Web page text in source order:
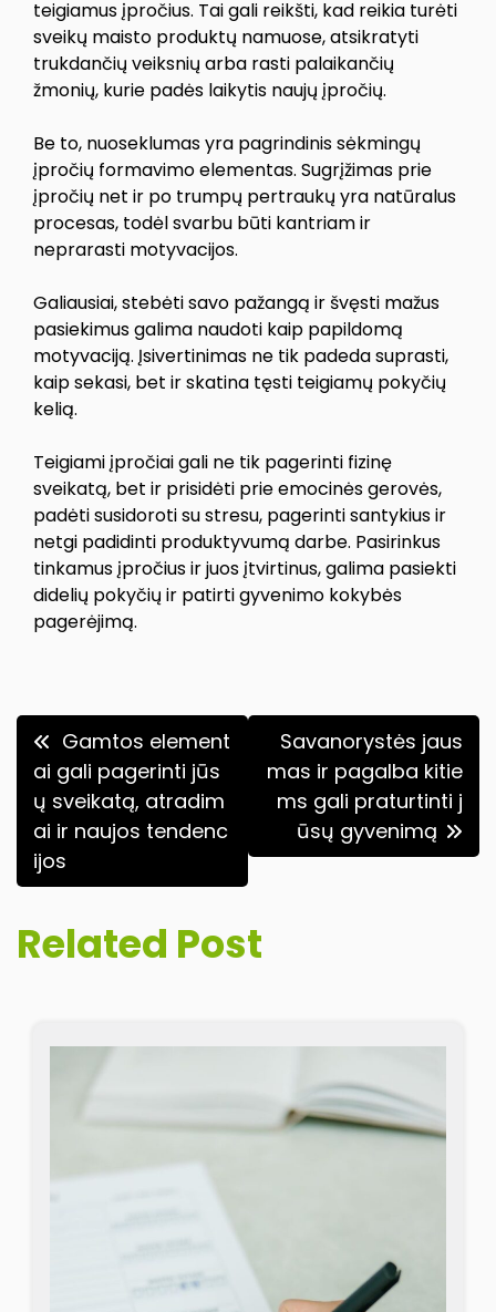
teigiamus įpročius. Tai gali reikšti, kad reikia turėti
sveikų maisto produktų namuose, atsikratyti
trukdančių veiksnių arba rasti palaikančių
žmonių, kurie padės laikytis naujų įpročių.
Be to, nuoseklumas yra pagrindinis sėkmingų
įpročių formavimo elementas. Sugrįžimas prie
įpročių net ir po trumpų pertraukų yra natūralus
procesas, todėl svarbu būti kantriam ir
neprarasti motyvacijos.
Galiausiai, stebėti savo pažangą ir švęsti mažus
pasiekimus galima naudoti kaip papildomą
motyvaciją. Įsivertinimas ne tik padeda suprasti,
kaip sekasi, bet ir skatina tęsti teigiamų pokyčių
kelią.
Teigiami įpročiai gali ne tik pagerinti fizinę
sveikatą, bet ir prisidėti prie emocinės gerovės,
padėti susidoroti su stresu, pagerinti santykius ir
netgi padidinti produktyvumą darbe. Pasirinkus
tinkamus įpročius ir juos įtvirtinus, galima pasiekti
didelių pokyčių ir patirti gyvenimo kokybės
pagerėjimą.
Navigacija
tarp
įrašų
Gamtos element
ai gali pagerinti jūs
ų sveikatą, atradim
ai ir naujos tendenc
ijos
Savanorystės jaus
mas ir pagalba kitie
ms gali praturtinti j
ūsų gyvenimą
Related Post